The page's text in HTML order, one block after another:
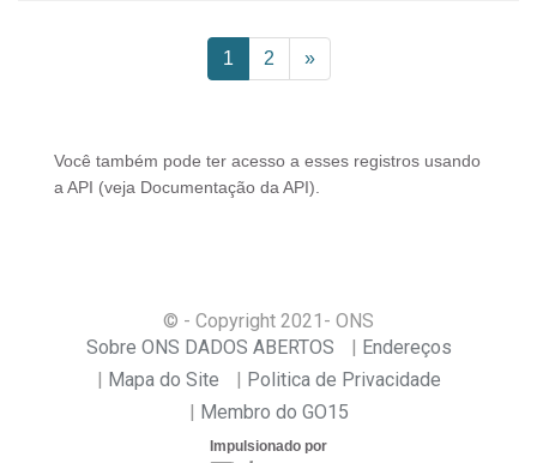
1 2 »
Você também pode ter acesso a esses registros usando
a API (veja Documentação da API ).
© - Copyright 2021 - ONS
Sobre ONS DADOS ABERTOS
Endereços
Mapa do Site
Politica de Privacidade
Membro do GO15
Impulsionado por